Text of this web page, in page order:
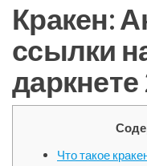
Кракен:
ссылки
даркнете
Что такое